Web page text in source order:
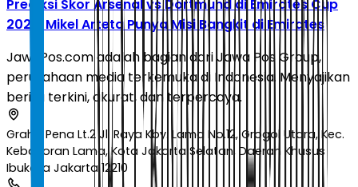
Prediksi Skor Arsenal vs Dortmund di Emirates Cup
2026: Mikel Arteta Punya Misi Bangkit di Emirates
JawaPos.com adalah bagian dari Jawa Pos Group,
perusahaan media terkemuka di Indonesia. Menyajikan
berita terkini, akurat, dan terpercaya.
Graha Pena Lt.2 Jl. Raya Kby. Lama No.12, Grogol Utara, Kec.
Kebayoran Lama, Kota Jakarta Selatan, Daerah Khusus
Ibukota Jakarta 12210